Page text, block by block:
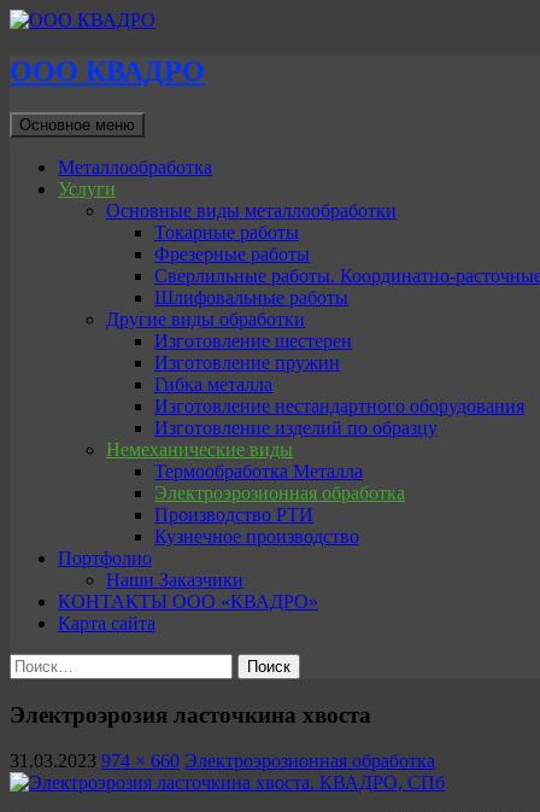
ООО КВАДРО
Поиск
Основное меню
к
содержимому
Металлообработка
Услуги
Основные виды металлообработки
Токарные работы
Фрезерные работы
Сверлильные работы. Координатно-
Шлифовальные работы
Другие виды обработки
Изготовление шестерен
Изготовление пружин
Гибка металла
Изготовление нестандартного оборудования
Изготовление изделий по образцу
Немеханические виды
Термообработка Металла
Электроэрозионная обработка
Производство РТИ
Кузнечное производство
Портфолио
Наши Заказчики
КОНТАКТЫ ООО «КВАДРО»
Карта сайта
Найти:
Электроэрозия ласточкина хвоста
31.03.2023 974 × 660 Электроэрозионная обработка